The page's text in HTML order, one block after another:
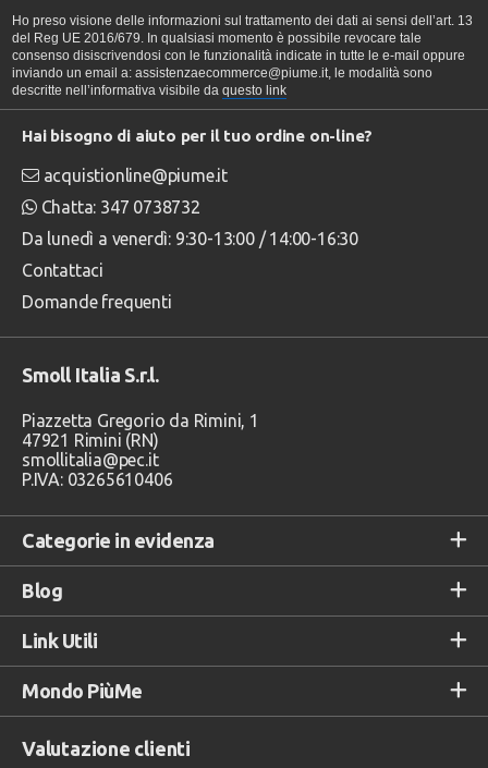
Ho preso visione delle informazioni sul trattamento dei dati ai sensi dell’art. 13
del Reg UE 2016/679. In qualsiasi momento è possibile revocare tale
consenso disiscrivendosi con le funzionalità indicate in tutte le e-mail oppure
inviando un email a: assistenzaecommerce@piume.it, le modalità sono
descritte nell’informativa visibile da questo link
Categorie in evidenza
Blog
Link Utili
Mondo PiùMe
Hai bisogno di aiuto per il tuo ordine on-line?
acquistionline@piume.it
Chatta: 347 0738732
Da lunedì a venerdì: 9:30-13:00 / 14:00-16:30
Contattaci
Domande frequenti
Smoll Italia S.r.l.
Piazzetta Gregorio da Rimini, 1
47921 Rimini (RN)
smollitalia@pec.it
P.IVA: 03265610406
Valutazione clienti